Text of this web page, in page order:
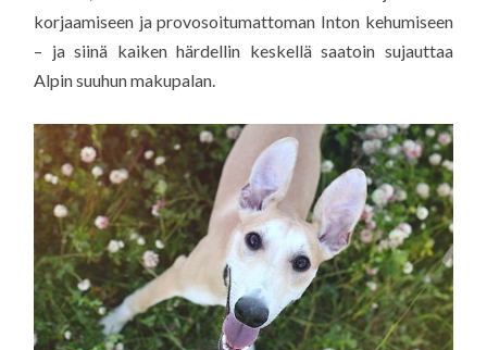
korjaamiseen ja provosoitumattoman Inton kehumiseen
– ja siinä kaiken härdellin keskellä saatoin sujauttaa
Alpin suuhun makupalan.